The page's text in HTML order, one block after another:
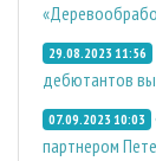
29.08.2023 11:56
дебютантов
07.09.2023 10:03
партнером